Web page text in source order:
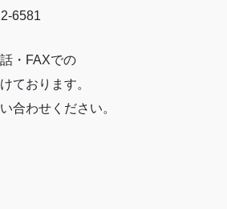
6581
・FAXでの
ております。
合わせください。